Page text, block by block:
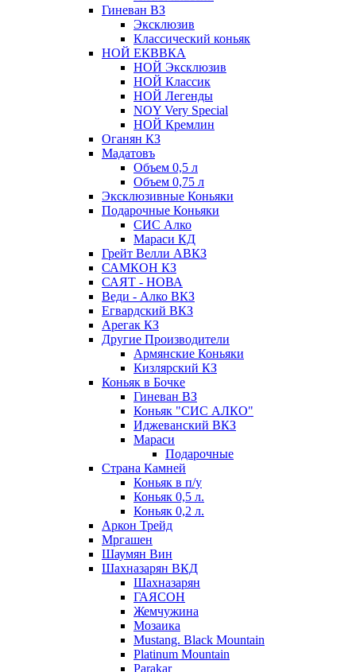
Гиневан ВЗ
Эксклюзив
Классический коньяк
НОЙ ЕКВВКА
НОЙ Эксклюзив
НОЙ Классик
НОЙ Легенды
NOY Very Speсial
НОЙ Кремлин
Оганян КЗ
Мадатовъ
Объем 0,5 л
Объем 0,75 л
Эксклюзивные Коньяки
Подарочные Коньяки
СИС Алко
Мараси КД
Грейт Велли АВКЗ
САМКОН КЗ
САЯТ - НОВА
Веди - Алко ВКЗ
Егвардский ВКЗ
Арегак КЗ
Другие Производители
Армянские Коньяки
Кизлярский КЗ
Коньяк в Бочке
Гиневан ВЗ
Коньяк "СИС АЛКО"
Иджеванский ВКЗ
Мараси
Подарочные
Страна Камней
Коньяк в п/у
Коньяк 0,5 л.
Коньяк 0,2 л.
Аркон Трейд
Мргашен
Шаумян Вин
Шахназарян ВКД
Шахназарян
ГАЯСОН
Жемчужина
Мозаика
Mustang. Black Mountain
Platinum Mountain
Parakar